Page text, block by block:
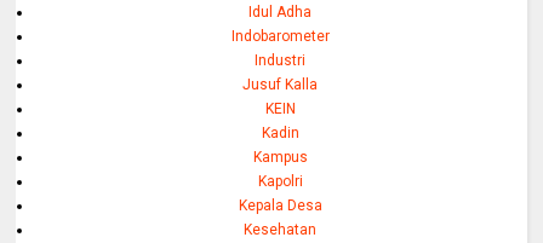
Idul Adha
Indobarometer
Industri
Jusuf Kalla
KEIN
Kadin
Kampus
Kapolri
Kepala Desa
Kesehatan